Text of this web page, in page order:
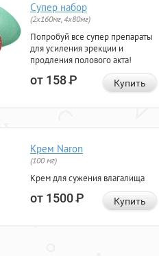
Супер набор
(2х160мг, 4х80мг)
Попробуй все супер препараты
для усиления эрекции и
продления полового акта!
от 158Р Купить
Крем Naron
(100 мг)
Крем для сужения влагалища
от 1500Р Купить